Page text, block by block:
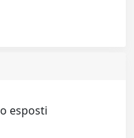
esposti